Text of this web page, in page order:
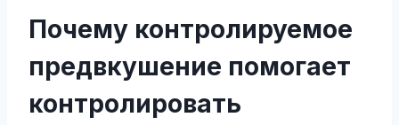
Почему контролируемое
предвкушение помогает
контролировать